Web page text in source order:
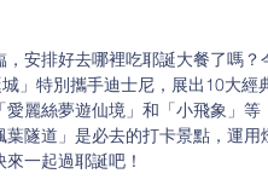
安排好去哪裡吃耶誕大餐了嗎
」特別攜手迪士尼，展出10大經
麗絲夢遊仙境」和「小飛象」
隧道」是必去的打卡景點，運
一起過耶誕吧！